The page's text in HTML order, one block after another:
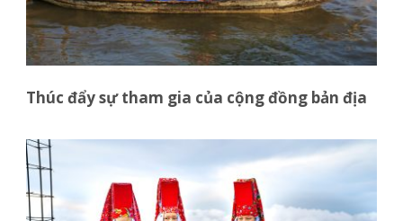
Thúc đẩy sự tham gia của cộng đồng bản địa